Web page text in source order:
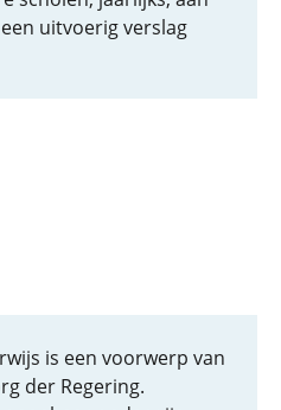
uitvoerig verslag
is een voorwerp van
der Regering.